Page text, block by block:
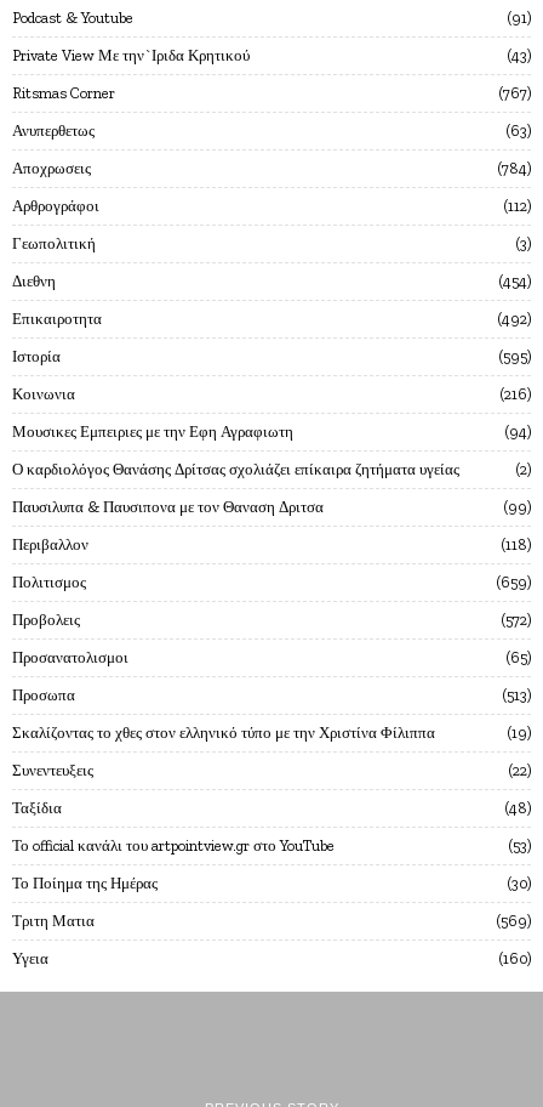
Podcast & Youtube 91
Private View Με την`Ιριδα Κρητικού 43
Ritsmas Corner 767
Ανυπερθετως 63
Αποχρωσεις 784
Αρθρογράφοι 112
Γεωπολιτική 3
Διεθνη 454
Επικαιροτητα 492
Ιστορία 595
Κοινωνια 216
Μουσικες Εμπειριες με την Εφη Αγραφιωτη 94
Ο καρδιολόγος Θανάσης Δρίτσας σχολιάζει επίκαιρα ζητήματα υγείας 2
Παυσιλυπα & Παυσιπονα με τον Θαναση Δριτσα 99
Περιβαλλον 118
Πολιτισμος 659
Προβολεις 572
Προσανατολισμοι 65
Προσωπα 513
Σκαλίζοντας το χθες στον ελληνικό τύπο με την Χριστίνα Φίλιππα 19
Συνεντευξεις 22
Ταξίδια 48
Το official κανάλι του artpointview.gr στο YouTube 53
Το Ποίημα της Ημέρας 30
Τριτη Ματια 569
Υγεια 160